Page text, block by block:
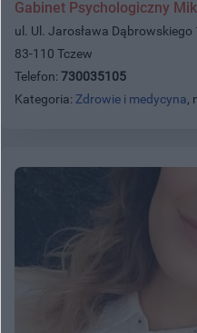
Gabinet Psychologiczny
ul. Ul. Jarosława
83-110 Tczew
Telefon: 730035105
Kategoria: Zdrowie i medycyna,